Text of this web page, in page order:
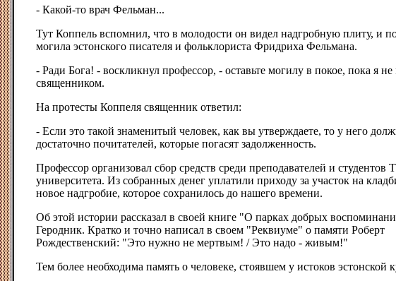
- Какой-то врач Фельман...
Тут Коппель вспомнил, что в молодости он видел надгробную плиту, и
могила эстонского писателя и фольклориста Фридриха Фельмана.
- Ради Бога! - воскликнул профессор, - оставьте могилу в покое, пока я
священником.
На протесты Коппеля священник ответил:
- Если это такой знаменитый человек, как вы утверждаете, то у него
достаточно почитателей, которые погасят задолженность.
Профессор организовал сбор средств среди преподавателей и студентов
университета. Из собранных денег уплатили приходу за участок на
новое надгробие, которое сохранилось до нашего времени.
Об этой истории рассказал в своей книге "О парках добрых
Геродник. Кратко и точно написал в своем "Реквиуме" о памяти Роберт
Рождественский: "Это нужно не мертвым! / Это надо - живым!"
Тем более необходима память о человеке, стоявшем у истоков эстонской